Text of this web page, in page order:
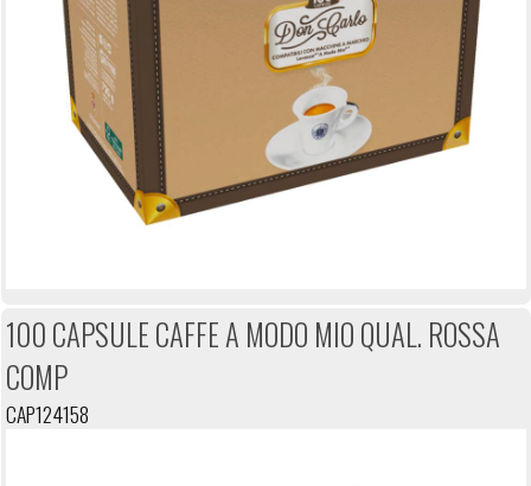
100 CAPSULE CAFFE A MODO MIO QUAL. ROSSA
COMP
CAP124158